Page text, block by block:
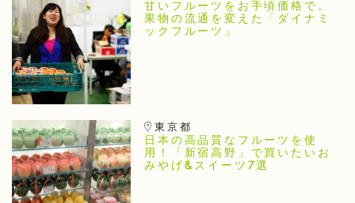
甘いフルーツをお手頃価格で。
果物の流通を変えた「ダイナミ
ックフルーツ」
東京都
日本の高品質なフルーツを使
用！「新宿高野」で買いたいお
みやげ&スイーツ7選